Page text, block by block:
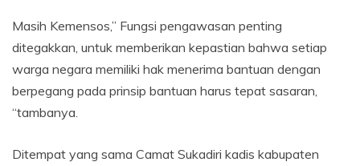
Masih Kemensos,” Fungsi pengawasan penting
ditegakkan, untuk memberikan kepastian bahwa setiap
warga negara memiliki hak menerima bantuan dengan
berpegang pada prinsip bantuan harus tepat sasaran,
“tambanya.
Ditempat yang sama Camat Sukadiri kadis kabupaten